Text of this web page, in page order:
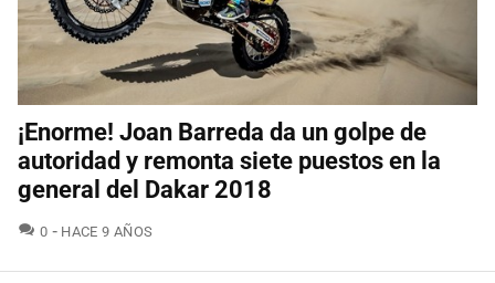
¡Enorme! Joan Barreda da un golpe de
autoridad y remonta siete puestos en la
general del Dakar 2018
0 COMENTARIOS
HACE 9 AÑOS